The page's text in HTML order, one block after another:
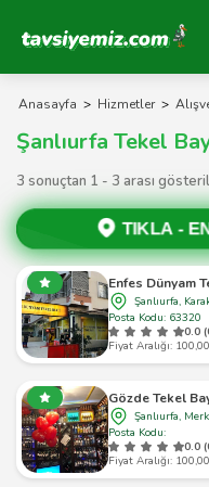
Tavsiyemiz Anasayfa
Anasayfa > Hizmetler >
Şanlıurfa Tekel
3 sonuçtan 1 - 3 arası
TIKLA -
Enfes Dünyam
Şanlıurfa,
Posta Kodu: 63320
0.0
Fiyat Aralığı:
Gözde Tekel
Şanlıurfa,
Posta Kodu:
0.0
Fiyat Aralığı: